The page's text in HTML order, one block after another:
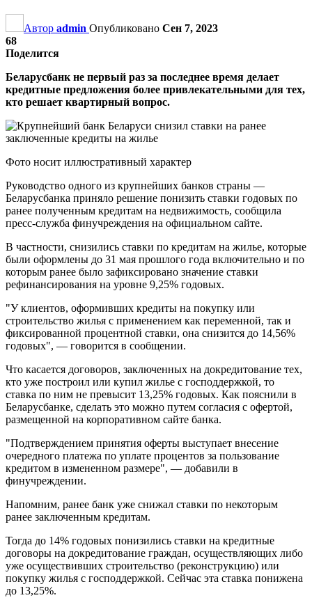
Автор admin Опубликовано Сен 7, 2023
68
Поделится
Беларусбанк не первый раз за последнее время делает
кредитные предложения более привлекательными для тех,
кто решает квартирный вопрос.
Фото носит иллюстративный характер
Руководство одного из крупнейших банков страны —
Беларусбанка приняло решение понизить ставки годовых по
ранее полученным кредитам на недвижимость, сообщила
пресс-служба финучреждения на официальном сайте.
В частности, снизились ставки по кредитам на жилье, которые
были оформлены до 31 мая прошлого года включительно и по
которым ранее было зафиксировано значение ставки
рефинансирования на уровне 9,25% годовых.
"У клиентов, оформивших кредиты на покупку или
строительство жилья с применением как переменной, так и
фиксированной процентной ставки, она снизится до 14,56%
годовых", — говорится в сообщении.
Что касается договоров, заключенных на докредитование тех,
кто уже построил или купил жилье с господдержкой, то
ставка по ним не превысит 13,25% годовых. Как пояснили в
Беларусбанке, сделать это можно путем согласия с офертой,
размещенной на корпоративном сайте банка.
"Подтверждением принятия оферты выступает внесение
очередного платежа по уплате процентов за пользование
кредитом в измененном размере", — добавили в
финучреждении.
Напомним, ранее банк уже снижал ставки по некоторым
ранее заключенным кредитам.
Тогда до 14% годовых понизились ставки на кредитные
договоры на докредитование граждан, осуществляющих либо
уже осуществивших строительство (реконструкцию) или
покупку жилья с господдержкой. Сейчас эта ставка понижена
до 13,25%.